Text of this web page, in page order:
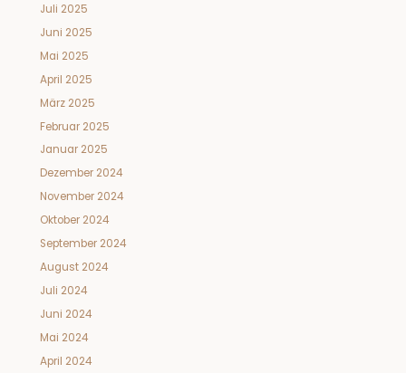
Juli 2025
Juni 2025
Mai 2025
April 2025
März 2025
Februar 2025
Januar 2025
Dezember 2024
November 2024
Oktober 2024
September 2024
August 2024
Juli 2024
Juni 2024
Mai 2024
April 2024